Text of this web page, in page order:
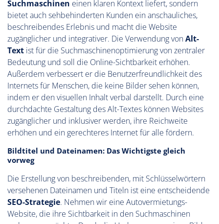
Suchmaschinen einen klaren Kontext liefert, sondern
bietet auch sehbehinderten Kunden ein anschauliches,
beschreibendes Erlebnis und macht die Website
zugänglicher und integrativer. Die Verwendung vonAlt-
Text ist für die Suchmaschinenoptimierung von zentraler
Bedeutung und soll die Online-Sichtbarkeit erhöhen.
Außerdem verbessert er die Benutzerfreundlichkeit des
Internets für Menschen, die keine Bilder sehen können,
indem er den visuellen Inhalt verbal darstellt. Durch eine
durchdachte Gestaltung des Alt-Textes können Websites
zugänglicher und inklusiver werden, ihre Reichweite
erhöhen und ein gerechteres Internet für alle fördern.
Bildtitel und Dateinamen: Das Wichtigste gleich
vorweg
Die Erstellung von beschreibenden, mit Schlüsselwörtern
versehenen Dateinamen und Titeln ist eine entscheidende
SEO-Strategie. Nehmen wir eine Autovermietungs-
Website, die ihre Sichtbarkeit in den Suchmaschinen